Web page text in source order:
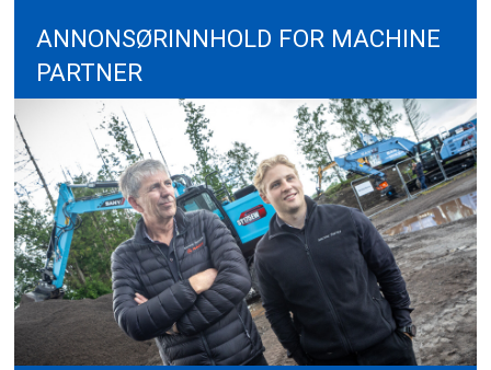
ANNONSØRINNHOLD FOR MACHINE
PARTNER